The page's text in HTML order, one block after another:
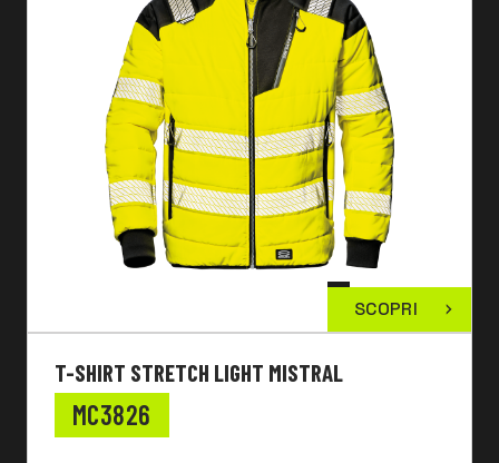
SCOPRI
T-SHIRT STRETCH LIGHT MISTRAL
MC3826